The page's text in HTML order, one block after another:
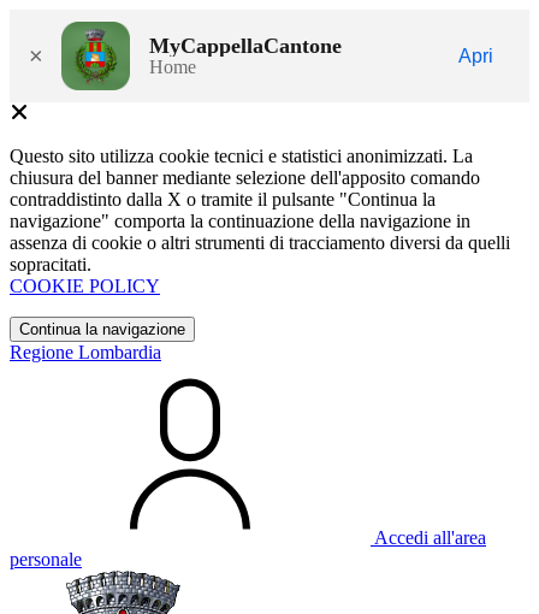
× MyCappellaCantone
Home
Apri
Questo sito utilizza cookie tecnici e statistici anonimizzati. La
chiusura del banner mediante selezione dell'apposito comando
contraddistinto dalla X o tramite il pulsante "Continua la
navigazione" comporta la continuazione della navigazione in
assenza di cookie o altri strumenti di tracciamento diversi da quelli
sopracitati.
COOKIE POLICY
Continua la navigazione
Regione Lombardia
Accedi all'area
personale